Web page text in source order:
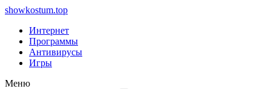
showkostum.top
Интернет
Программы
Антивирусы
Игры
Меню